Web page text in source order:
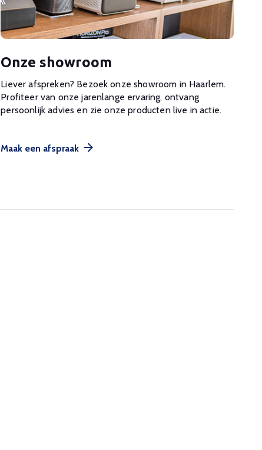
Onze showroom
Liever afspreken? Bezoek onze showroom in Haarlem.
Profiteer van onze jarenlange ervaring, ontvang
persoonlijk advies en zie onze producten live in actie.
Maak een afspraak